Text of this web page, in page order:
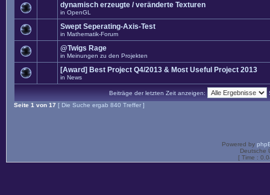
dynamisch erzeugte / veränderte Texturen
in OpenGL
Swept Seperating-Axis-Test
in Mathematik-Forum
@Twigs Rage
in Meinungen zu den Projekten
[Award] Best Project Q4/2013 & Most Useful Project 2013
in News
Beiträge der letzten Zeit anzeigen:
Seite 1 von 17 [ Die Suche ergab 840 Treffer ]
Powered by
Deutsche
[ Time :